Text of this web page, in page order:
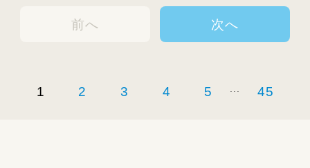
【⭐園のYouTube⭐】
園の雰囲気が伝わると思いますので、良かった
前へ
1 2 3 4 5 45
次へ